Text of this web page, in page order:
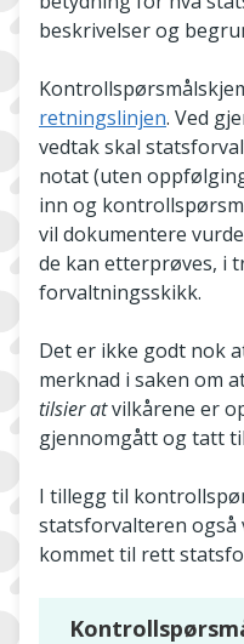
beskrivelser og
retningslinjen. Ved
vedtak skal
notat (uten
inn og
vil dokumentere
de kan etterprøves, i
forvaltningsskikk.
Det er ikke godt nok
merknad i saken om
tilsier atvilkårene er
gjennomgått og tatt
I tillegg til
statsforvalteren også
kommet til rett